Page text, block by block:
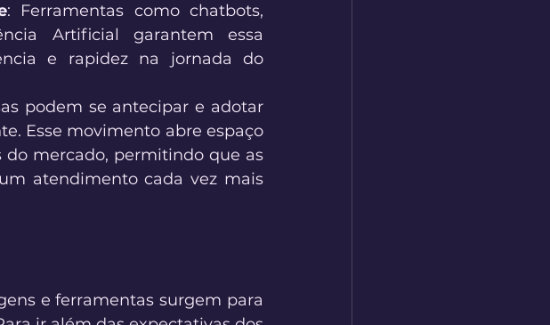
: Ferramentas como chatbots,
Artificial garantem essa
e rapidez na jornada do
podem se antecipar e adotar
Esse movimento abre espaço
mercado, permitindo que as
atendimento cada vez mais
e ferramentas surgem para